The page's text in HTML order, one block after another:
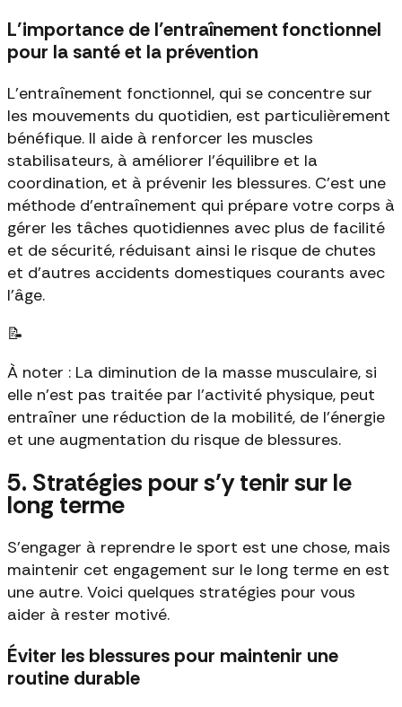
L’importance de l’entraînement fonctionnel
pour la santé et la prévention
L'entraînement fonctionnel, qui se concentre sur
les mouvements du quotidien, est particulièrement
bénéfique. Il aide à renforcer les muscles
stabilisateurs, à améliorer l'équilibre et la
coordination, et à prévenir les blessures. C'est une
méthode d'entraînement qui prépare votre corps à
gérer les tâches quotidiennes avec plus de facilité
et de sécurité, réduisant ainsi le risque de chutes
et d'autres accidents domestiques courants avec
l'âge.
📝
À noter : La diminution de la masse musculaire, si
elle n'est pas traitée par l'activité physique, peut
entraîner une réduction de la mobilité, de l'énergie
et une augmentation du risque de blessures.
5. Stratégies pour s’y tenir sur le
long terme
S’engager à reprendre le sport est une chose, mais
maintenir cet engagement sur le long terme en est
une autre. Voici quelques stratégies pour vous
aider à rester motivé.
Éviter les blessures pour maintenir une
routine durable